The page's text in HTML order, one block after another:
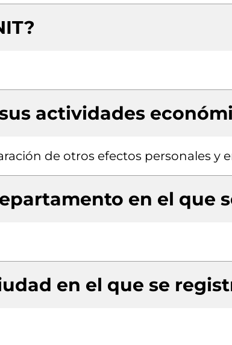
actividades
de otros efectos personales y
en el que
en el que se